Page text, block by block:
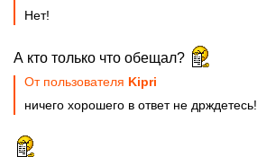
Нет!
А кто только что обещал?
От пользователя Kipri
ничего хорошего в ответ не држдетесь!